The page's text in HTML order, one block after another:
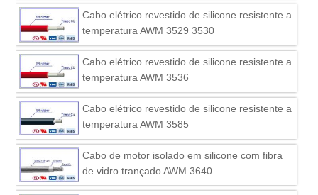
Cabo elétrico revestido de silicone resistente a
temperatura AWM 3529 3530
Cabo elétrico revestido de silicone resistente a
temperatura AWM 3536
Cabo elétrico revestido de silicone resistente a
temperatura AWM 3585
Cabo de motor isolado em silicone com fibra
de vidro trançado AWM 3640